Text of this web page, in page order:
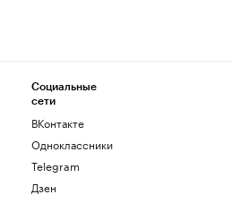
Социальные
сети
ВКонтакте
Одноклассники
Telegram
Дзен